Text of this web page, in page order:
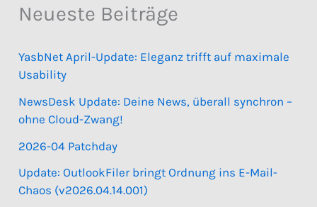
Neueste Beiträge
YasbNet April-Update: Eleganz trifft auf maximale
Usability
NewsDesk Update: Deine News, überall synchron –
ohne Cloud-Zwang!
2026-04 Patchday
Update: OutlookFiler bringt Ordnung ins E-Mail-
Chaos (v2026.04.14.001)